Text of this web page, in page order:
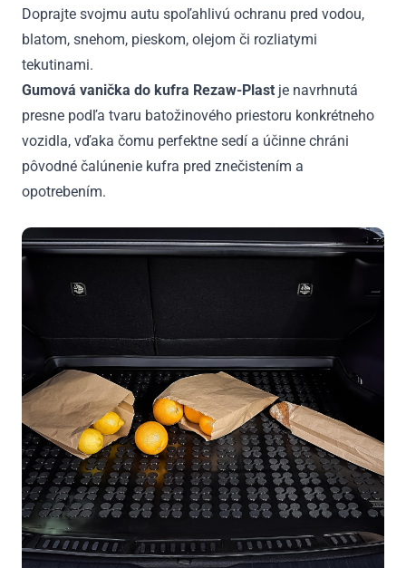
-
2014
Doprajte svojmu autu spoľahlivú ochranu pred vodou,
blatom, snehom, pieskom, olejom či rozliatymi
tekutinami.
Gumová vanička do kufra Rezaw-Plast je navrhnutá
presne podľa tvaru batožinového priestoru konkrétneho
vozidla, vďaka čomu perfektne sedí a účinne chráni
pôvodné čalúnenie kufra pred znečistením a
opotrebením.